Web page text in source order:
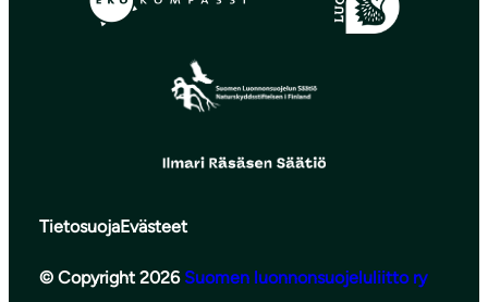
TietosuojaEvästeet
© Copyright 2026 Suomen luonnonsuojeluliitto ry